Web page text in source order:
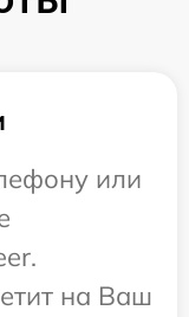
или
на Ваш